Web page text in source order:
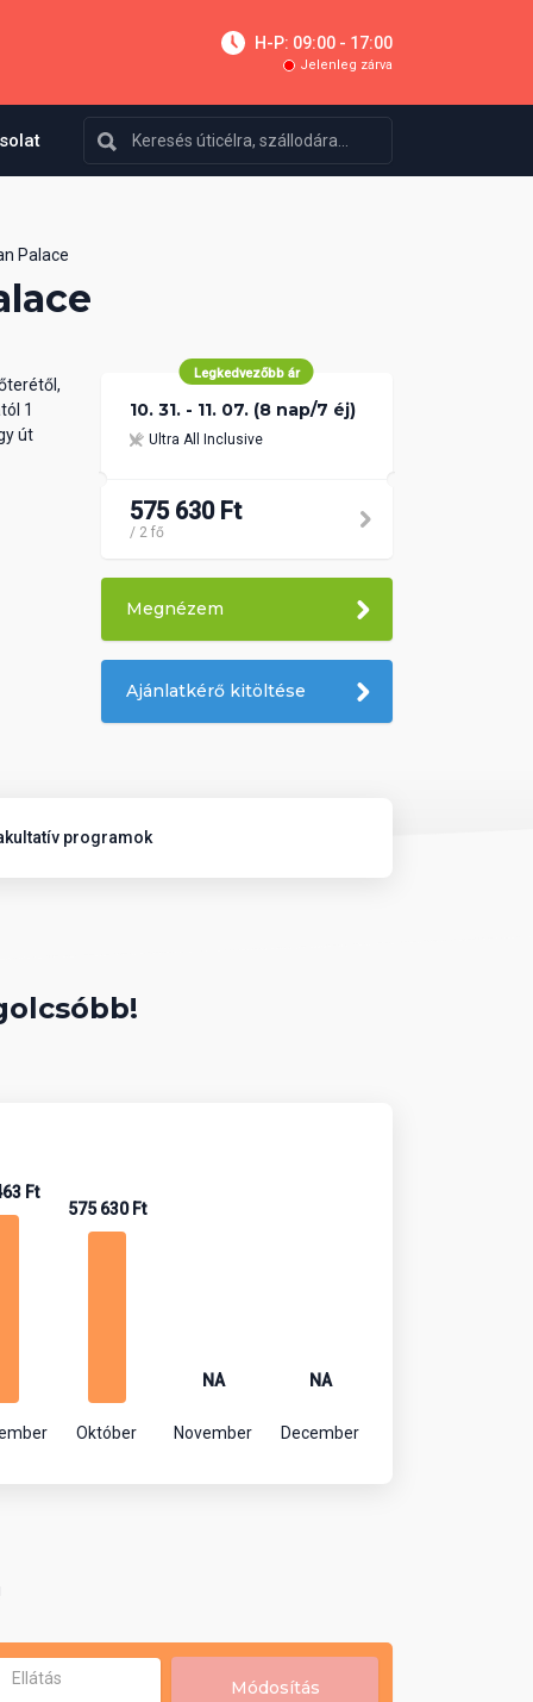
H-P: 09:00 - 17:00
Jelenleg zárva
Palace
1
út
Legkedvezőbb ár
10. 31. - 11. 07. (8 nap/7 éj)
Ultra All Inclusive
575 630 Ft
/ 2 fő
Megnézem
Ajánlatkérő kitöltése
programok
Ft
575 630 Ft
Október
NA
November
NA
December
Ellátás Módosítás